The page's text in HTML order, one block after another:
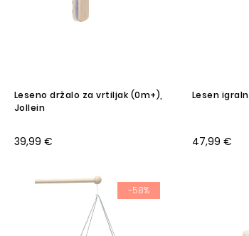
Leseno držalo za vrtiljak (0m+),
Jollein
39,99 €
Lesen
47,99 €
-58%